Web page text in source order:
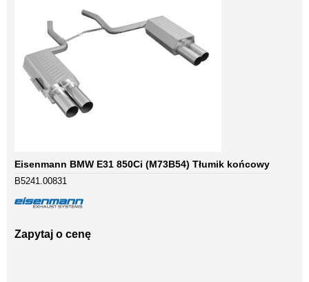
Eisenmann BMW E31 850Ci (M73B54) Tłumik końcowy
B5241.00831
Zapytaj o cenę